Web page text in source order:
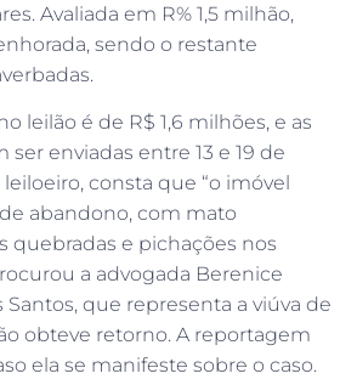
Avaliada em R% 1,5 milhão,
sendo o restante
leilão é de R$ 1,6 milhões, e as
enviadas entre 13 e 19 de
consta que “o imóvel
abandono, com mato
quebradas e pichações nos
a advogada Berenice
Santos, que representa a viúva de
obteve retorno. A reportagem
ela se manifeste sobre o caso.